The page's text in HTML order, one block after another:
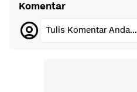
Komentar
Tulis Komentar Anda...